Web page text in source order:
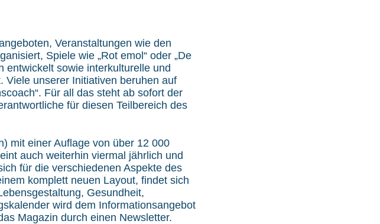
Veranstaltungen wie den
Spiele wie „Rot emol“ oder „De
entwickelt sowie interkulturelle und
Viele unserer Initiativen beruhen auf
Für all das steht ab sofort der
für diesen Teilbereich des
mit einer Auflage von über 12 000
auch weiterhin viermal jährlich und
für die verschiedenen Aspekte des
komplett neuen Layout, findet sich
Gesundheit,
wird dem Informationsangebot
Magazin durch einen Newsletter.